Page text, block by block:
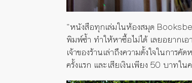
“หนังสือทุกเล่มในห้องสมุด
พิมพ์ซ้ำ ทำให้หาซื้อไม่ได้ เลยอยากเ
เจ้าของร้านเล่าถึงความตั้งใจในการ
ครั้งแรก และเสียเงินเพียง 50 บาทใน